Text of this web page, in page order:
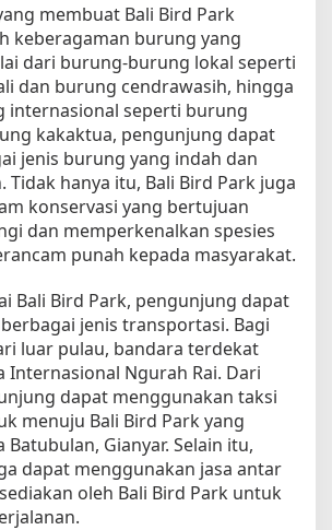
t
u
k
P
e
m
u
l
membuat Bali Bird Park
keberagaman burung yang
dari burung-burung lokal seperti
dan burung cendrawasih, hingga
internasional seperti burung
kakaktua, pengunjung dapat
jenis burung yang indah dan
Tidak hanya itu, Bali Bird Park juga
konservasi yang bertujuan
dan memperkenalkan spesies
punah kepada masyarakat.
Bali Bird Park, pengunjung dapat
jenis transportasi. Bagi
luar pulau, bandara terdekat
Internasional Ngurah Rai. Dari
dapat menggunakan taksi
menuju Bali Bird Park yang
Gianyar. Selain itu,
dapat menggunakan jasa antar
oleh Bali Bird Park untuk